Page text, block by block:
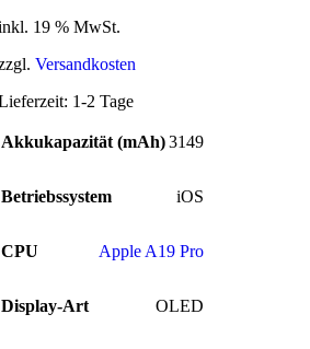
19 % MwSt.
Versandkosten
1-2 Tage
Akkukapazität (mAh)3149
Betriebssystem iOS
CPU Apple A19 Pro
Display-Art OLED